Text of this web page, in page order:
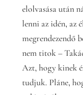
elolvasása után
lenni az idén, az
megrendezendő
nem titok –
Azt, hogy kinek
tudjuk. Pláne,